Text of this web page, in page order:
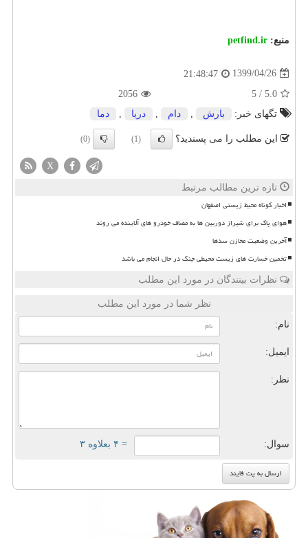
منبع: petfind.ir
1399/04/26
21:48:47
5.0
/
5
2056
تگهای خبر:
بارش دام دریا دما
این مطلب را می پسندید؟ (1)
(0)
X
تازه ترین مطالب مرتبط
اخبار کوتاه محیط زیستی اصفهان
هوای پاک برای شیراز دوربین ها به مصاف خودرو های آلاینده می روند
آخرین وضعیت مخازن سدها
تخمین خسارت های زیست محیطی جنگ در حال انجام می باشد
نظرات بینندگان در مورد این مطلب
نظر شما در مورد این مطلب
نام:
ایمیل:
نظر:
سوال: = ۴ بعلاوه ۳